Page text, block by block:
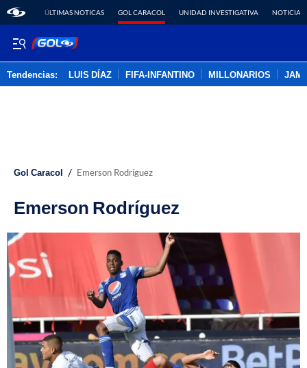
ÚLTIMAS NOTICAS GOL CARACOL UNIDAD INVESTIGATIVA NOTICIAS
Tendencias: LUIS DÍAZ FIFA-INFANTINO MILLONARIOS
Gol Caracol / Emerson Rodríguez
Emerson Rodríguez